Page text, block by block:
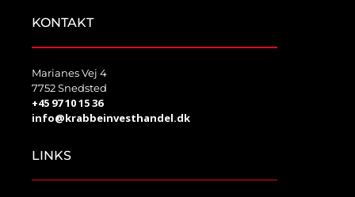
KONTAKT
Marianes Vej 4
7752 Snedsted
+45 97 10 15 36
info@krabbeinvesthandel.dk
LINKS